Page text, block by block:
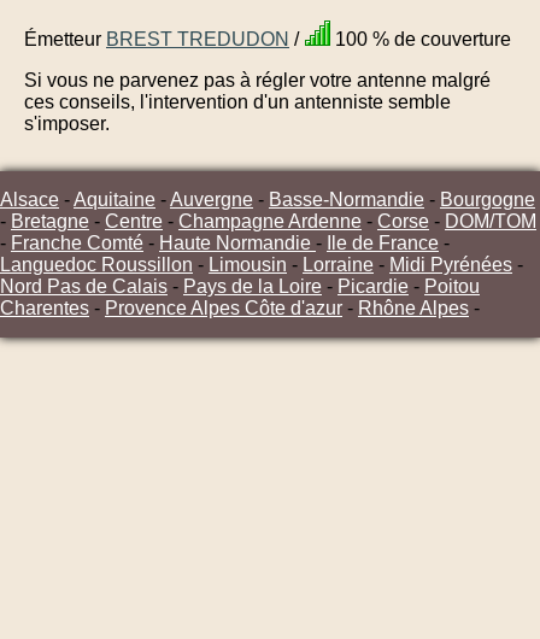
Émetteur BREST TREDUDON /
100 % de couverture
Si vous ne parvenez pas à régler votre antenne malgré
ces conseils, l'intervention d'un antenniste semble
s'imposer.
Alsace -Aquitaine -Auvergne - Basse-Normandie - Bourgogne
- Bretagne - Centre - Champagne Ardenne - Corse - DOM/TOM
- Franche Comté - Haute Normandie - Ile de France -
Languedoc Roussillon - Limousin - Lorraine - Midi Pyrénées -
Nord Pas de Calais - Pays de la Loire - Picardie - Poitou
Charentes - Provence Alpes Côte d'azur - Rhône Alpes -